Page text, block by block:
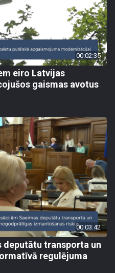
00:02:35
eiro Latvijas
gaismas avotus
00:03:42
deputātu transporta un
regulējuma